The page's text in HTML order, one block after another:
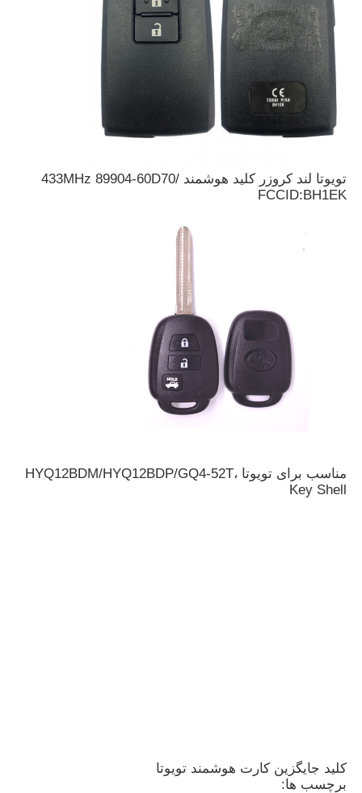
دربارهی ما
کارخانه تور
تماس با ما
کلیدهای خودرو
پوسته کلید ماشین
تویوتا لند کروزر کلید هوشمند 433MHz 89904-60D70/
FCCID:BH1EK
مناسب برای تویوتا HYQ12BDM/HYQ12BDP/GQ4-52T،
Key Shell
کليد جایگزین کارت هوشمند تويوتا
برچسب ها: